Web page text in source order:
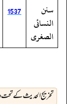
سنن
النسائى
الصغرى
1537
تخریج الحدیث کے